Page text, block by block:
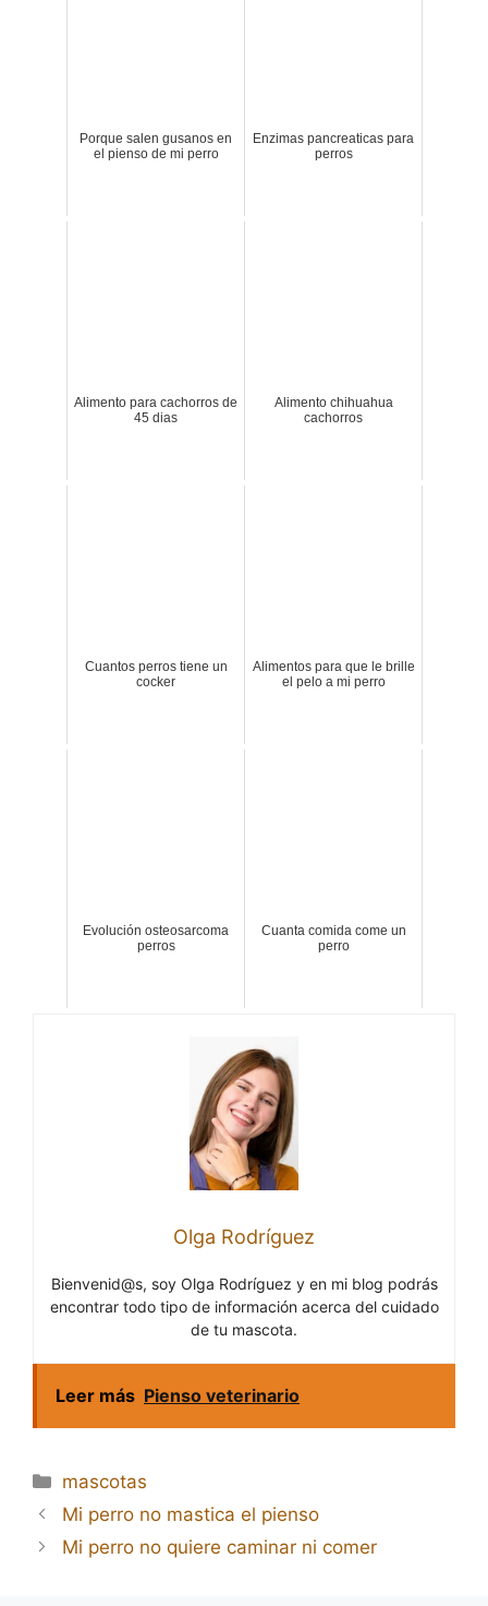
Porque salen gusanos en
el pienso de mi perro
Enzimas pancreaticas para
perros
Alimento para cachorros de
45 dias
Alimento chihuahua
cachorros
Cuantos perros tiene un
cocker
Alimentos para que le brille
el pelo a mi perro
Evolución osteosarcoma
perros
Cuanta comida come un
perro
Olga Rodríguez
Bienvenid@s, soy Olga Rodríguez y en mi blog podrás
encontrar todo tipo de información acerca del cuidado
de tu mascota.
Leer más Pienso veterinario
Categorías
mascotas
Navegación
de
entradas
Mi perro no mastica el pienso
Mi perro no quiere caminar ni comer